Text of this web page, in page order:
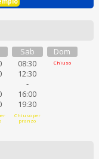
Sab
08:30
12:30
-
16:00
19:30
Chiuso per
pranzo
Dom
Chiuso